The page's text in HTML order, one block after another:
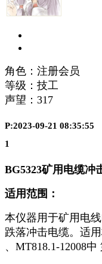
角色：注册会员
等级：技工
声望： 317
P:2023-09-21 08:35:55
1
BG5323矿用电缆冲
适用范围：
本仪器用于矿用电
跌落冲击电缆。适
、MT818.1-12008中